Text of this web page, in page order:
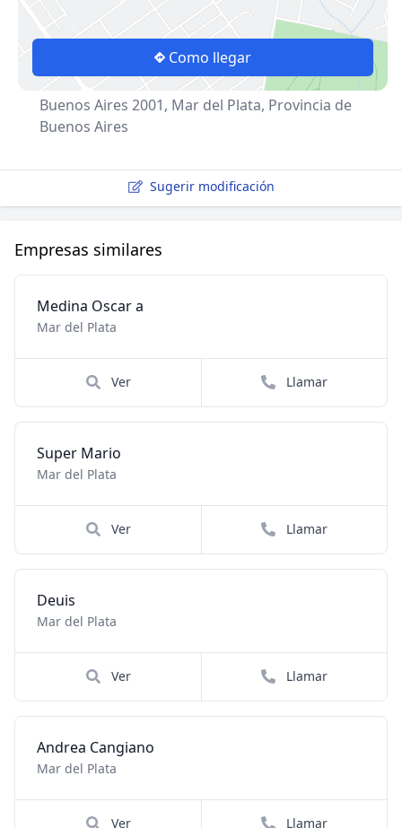
Como llegar
Buenos Aires 2001, Mar del Plata, Provincia de
Buenos Aires
Sugerir modificación
Empresas similares
Medina Oscar a
Mar del Plata
Ver Llamar
Super Mario
Mar del Plata
Ver Llamar
Deuis
Mar del Plata
Ver Llamar
Andrea Cangiano
Mar del Plata
Ver Llamar